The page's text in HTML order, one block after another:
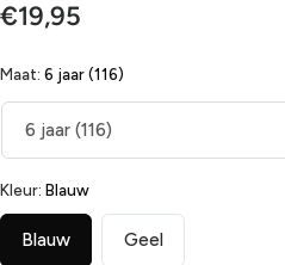
Normale
€19,95
Maat: 6 jaar (116)
Kleur: Blauw
Blauw Geel